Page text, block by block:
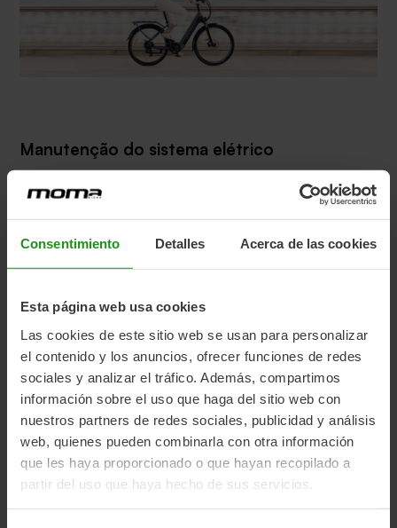
Consentimiento Detalles Acerca de las cookies
Esta página web usa cookies
Las cookies de este sitio web se usan para personalizar
el contenido y los anuncios, ofrecer funciones de redes
sociales y analizar el tráfico. Además, compartimos
información sobre el uso que haga del sitio web con
nuestros partners de redes sociales, publicidad y análisis
web, quienes pueden combinarla con otra información
que les haya proporcionado o que hayan recopilado a
partir del uso que haya hecho de sus servicios.
Manutenção do sistema elétrico
Se notar algum tipo de falha nos componentes do
sistema elétrico; sensores, motor, sistema eletrônico anti-
técnico e evite manipulá-lo para obter uma solução
correta para o componente que falhou.
Lavado
Limpar, secar e lubrificar sua bicicleta após cada passeio
fará com que ela tenha uma aparência melhor e seus
componentes durem mais.
Vários fatores devem ser levados em consideração na
hora de lavar a sua E-BIKE; Você pode molhar os